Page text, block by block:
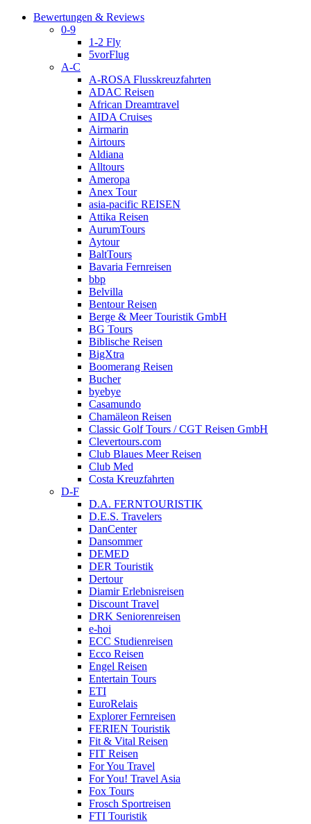
Bewertungen & Reviews
0-9
1-2 Fly
5vorFlug
A-C
A-ROSA Flusskreuzfahrten
ADAC Reisen
African Dreamtravel
AIDA Cruises
Airmarin
Airtours
Aldiana
Alltours
Ameropa
Anex Tour
asia-pacific REISEN
Attika Reisen
AurumTours
Aytour
BaltTours
Bavaria Fernreisen
bbp
Belvilla
Bentour Reisen
Berge & Meer Touristik GmbH
BG Tours
Biblische Reisen
BigXtra
Boomerang Reisen
Bucher
byebye
Casamundo
Chamäleon Reisen
Classic Golf Tours / CGT Reisen GmbH
Clevertours.com
Club Blaues Meer Reisen
Club Med
Costa Kreuzfahrten
D-F
D.A. FERNTOURISTIK
D.E.S. Travelers
DanCenter
Dansommer
DEMED
DER Touristik
Dertour
Diamir Erlebnisreisen
Discount Travel
DRK Seniorenreisen
e-hoi
ECC Studienreisen
Ecco Reisen
Engel Reisen
Entertain Tours
ETI
EuroRelais
Explorer Fernreisen
FERIEN Touristik
Fit & Vital Reisen
FIT Reisen
For You Travel
For You! Travel Asia
Fox Tours
Frosch Sportreisen
FTI Touristik